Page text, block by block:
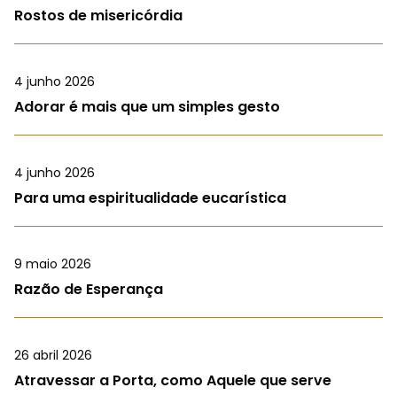
Rostos de misericórdia
4 junho 2026
Adorar é mais que um simples gesto
4 junho 2026
Para uma espiritualidade eucarística
9 maio 2026
Razão de Esperança
26 abril 2026
Atravessar a Porta, como Aquele que serve